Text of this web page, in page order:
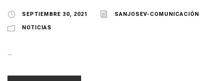
SEPTIEMBRE 30, 2021 SANJOSEV-COMUNICACIÓN
NOTICIAS
...